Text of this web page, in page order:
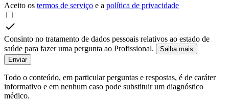
Aceito os termos de serviço e a política de privacidade
Consinto no tratamento de dados pessoais relativos ao estado de
saúde para fazer uma pergunta ao Profissional.
Saiba mais
Enviar
Todo o conteúdo, em particular perguntas e respostas, é de caráter
informativo e em nenhum caso pode substituir um diagnóstico
médico.